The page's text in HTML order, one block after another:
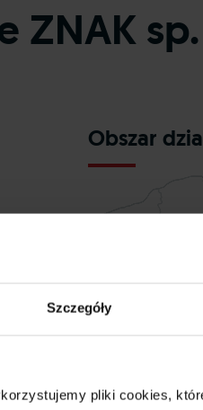
Szczegóły
pliki cookies,
ZNAK
Obszar